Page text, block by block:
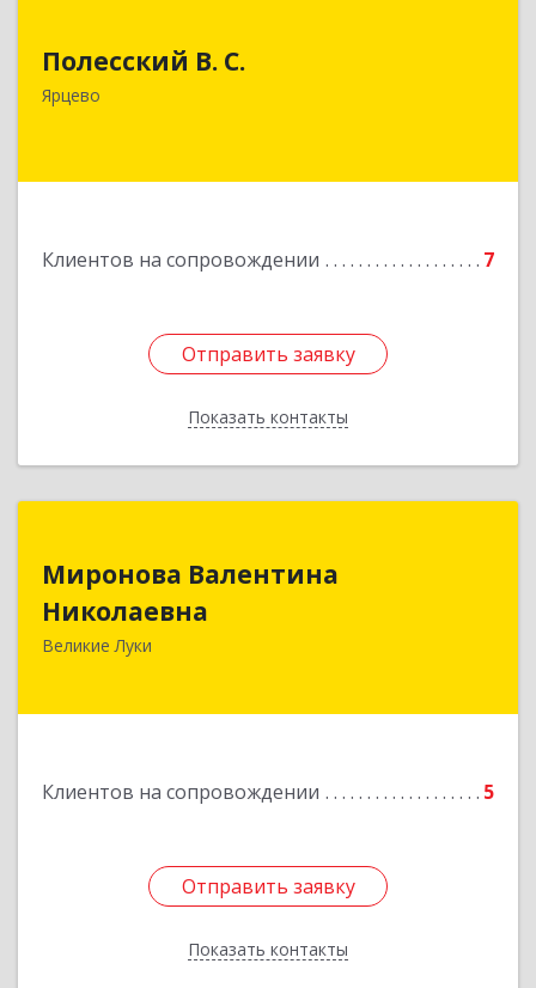
Полесский В. С.
Ярцево
Клиентов на сопровождении 7
Отправить заявку
Показать контакты
215800,Смоленская обл. г. Ярцево,
Отправить заявку
Назад
Миронова Валентина
Николаевна
Великие Луки
Клиентов на сопровождении 5
Отправить заявку
Показать контакты
Николаевна
Отправить заявку
Назад